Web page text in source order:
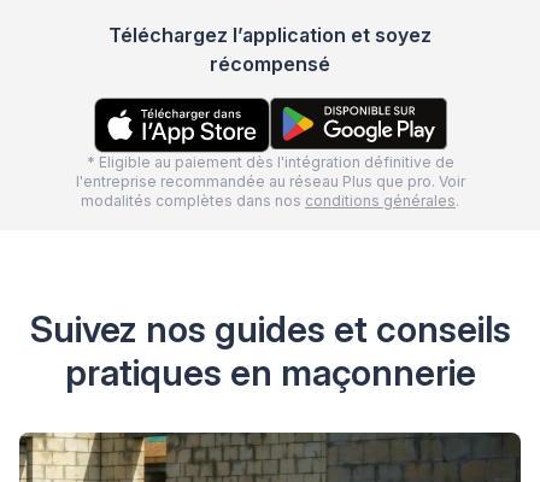
Téléchargez l’application et soyez
récompensé
* Eligible au paiement dès l'intégration définitive de
l'entreprise recommandée au réseau Plus que pro. Voir
modalités complètes dans nos conditions générales.
Suivez nos guides et conseils
pratiques en maçonnerie